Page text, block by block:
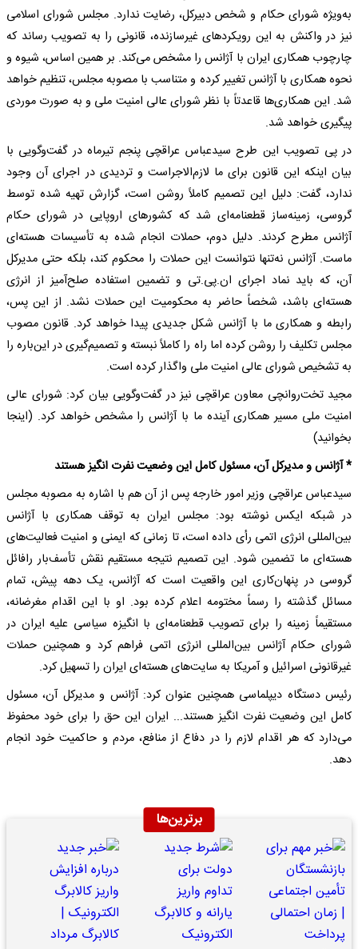
به‌ویژه شورای حکام و شخص دبیرکل، رضایت ندارد. مجلس شورای اسلامی
نیز در واکنش به این رویکردهای غیرسازنده، قانونی را به تصویب رساند که
چارچوب همکاری ایران با آژانس را مشخص می‌کند. بر همین اساس، شیوه و
نحوه همکاری با آژانس تغییر کرده و متناسب با مصوبه مجلس، تنظیم خواهد
شد. این همکاری‌ها قاعدتاً با نظر شورای عالی امنیت ملی و به صورت موردی
پیگیری خواهد شد.
در پی تصویب این طرح سیدعباس عراقچی پنجم تیرماه در گفت‌وگویی با
بیان اینکه این قانون برای ما لازم‌الاجراست و تردیدی در اجرای آن وجود
ندارد، گفت: ️دلیل این تصمیم کاملاً روشن است، گزارش تهیه ‌شده توسط
گروسی، زمینه‌ساز قطعنامه‌ای شد که کشورهای اروپایی در شورای حکام
آژانس مطرح کردند. ️دلیل دوم، حملات انجام ‌شده به تأسیسات هسته‌ای
ماست. آژانس نه‌تنها نتوانست این حملات را محکوم کند، بلکه حتی مدیرکل
آن، که باید نماد اجرای ان.پی.تی و تضمین استفاده صلح‌آمیز از انرژی
هسته‌ای باشد، شخصاً حاضر به محکومیت این حملات نشد. از این پس،
رابطه و همکاری ما با آژانس شکل جدیدی پیدا خواهد کرد. قانون مصوب
مجلس تکلیف را روشن کرده اما راه را کاملاً نبسته و تصمیم‌گیری در این‌باره را
به تشخیص شورای عالی امنیت ملی واگذار کرده است.
مجید تخت‌روانچی معاون عراقچی نیز در گفت‌وگویی بیان کرد: شورای عالی
امنیت ملی مسیر همکاری آینده ما با آژانس را مشخص خواهد کرد. (اینجا
بخوانید)
* آژانس و مدیرکل آن، مسئول کامل این وضعیت نفرت انگیز هستند
سیدعباس عراقچی وزیر امور خارجه پس از آن هم با اشاره به مصوبه مجلس
در شبکه ایکس نوشته بود: مجلس ایران به توقف همکاری با آژانس
بین‌المللی انرژی اتمی رأی داده است، تا زمانی که ایمنی و امنیت فعالیت‌های
هسته‌ای ما تضمین شود. این تصمیم نتیجه مستقیم نقش تأسف‌بار رافائل
گروسی در پنهان‌کاری این واقعیت است که آژانس، یک دهه پیش، تمام
مسائل گذشته را رسماً مختومه اعلام کرده بود. او با این اقدام مغرضانه،
مستقیماً زمینه را برای تصویب قطعنامه‌ای با انگیزه سیاسی علیه ایران در
شورای حکام آژانس بین‌المللی انرژی اتمی فراهم کرد و همچنین حملات
غیرقانونی اسرائیل و آمریکا به سایت‌های هسته‌ای ایران را تسهیل کرد.
رئیس دستگاه دیپلماسی همچنین عنوان کرد: آژانس و مدیرکل آن، مسئول
کامل این وضعیت نفرت انگیز هستند... ایران این حق را برای خود محفوظ
می‌دارد که هر اقدام لازم را در دفاع از منافع، مردم و حاکمیت خود انجام
دهد.
برترین‌ها